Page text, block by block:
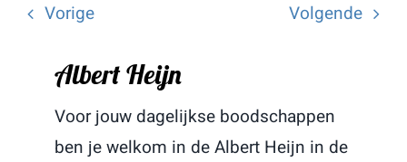
Vorige Volgende
Albert Heijn
Voor jouw dagelijkse boodschappen
ben je welkom in de Albert Heijn in de